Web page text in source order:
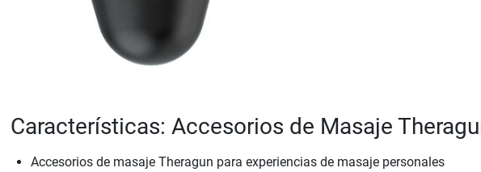
Características: Accesorios de Masaje
Accesorios de masaje Theragun para experiencias de masaje personales